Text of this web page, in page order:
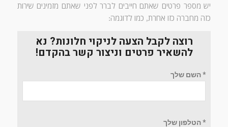
יש מספר פרטים שאתם חייבים לברר לפני שאתם מזמינים שירות
כזה מחברה כזו אחרת, כמו לדוגמה:
רוצה לקבל הצעה לניקוי חלונות? נא
להשאיר פרטים וניצור קשר בהקדם!
* השם שלך
* הטלפון שלך